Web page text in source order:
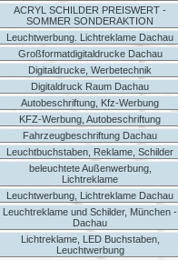
ACRYL SCHILDER PREISWERT -
SOMMER SONDERAKTION
Leuchtwerbung. Lichtreklame Dachau
Großformatdigitaldrucke Dachau
Digitaldrucke, Werbetechnik
Digitaldruck Raum Dachau
Autobeschriftung, Kfz-Werbung
KFZ-Werbung, Autobeschriftung
Fahrzeugbeschriftung Dachau
Leuchtbuchstaben, Reklame, Schilder
beleuchtete Außenwerbung,
Lichtreklame
Leuchtwerbung, Lichtreklame Dachau
Leuchtreklame und Schilder, München -
Dachau
Lichtreklame, LED Buchstaben,
Leuchtwerbung